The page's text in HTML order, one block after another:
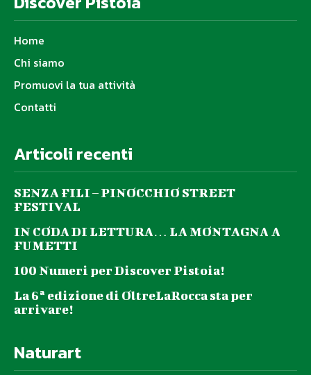
Home
Chi siamo
Promuovi la tua attività
Contatti
Articoli recenti
SENZA FILI – PINOCCHIO STREET
FESTIVAL
IN CODA DI LETTURA… LA MONTAGNA A
FUMETTI
100 Numeri per Discover Pistoia!
La 6ª edizione di OltreLaRocca sta per
arrivare!
Naturart